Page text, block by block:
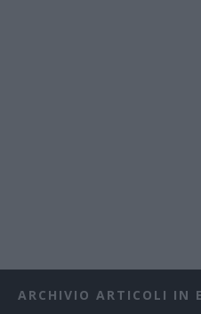
ARCHIVIO ARTICOLI IN